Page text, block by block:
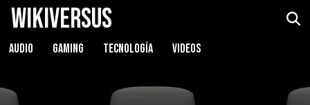
WikiVersus
AUDIO GAMING TECNOLOGÍA VIDEOS